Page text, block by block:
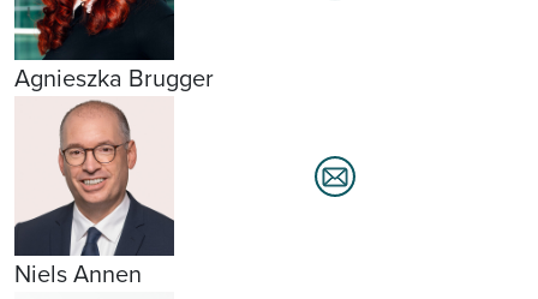
Agnieszka Brugger
Niels Annen